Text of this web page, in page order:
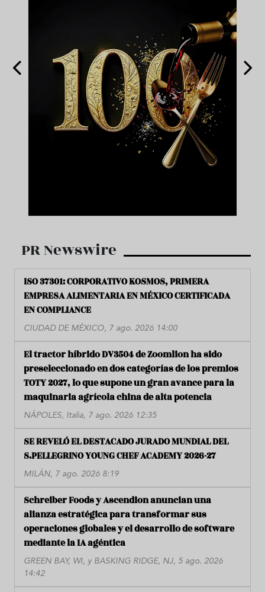
PR Newswire
ISO 37301: CORPORATIVO KOSMOS, PRIMERA
EMPRESA ALIMENTARIA EN MÉXICO CERTIFICADA
EN COMPLIANCE
CIUDAD DE MÉXICO, 7 ago. 2026 14:00
El tractor híbrido DV3504 de Zoomlion ha sido
preseleccionado en dos categorías de los premios
TOTY 2027, lo que supone un gran avance para la
maquinaria agrícola china de alta potencia
NÁPOLES, Italia, 7 ago. 2026 12:35
SE REVELÓ EL DESTACADO JURADO MUNDIAL DEL
S.PELLEGRINO YOUNG CHEF ACADEMY 2026-27
MILÁN, 7 ago. 2026 8:19
Schreiber Foods y Ascendion anuncian una
alianza estratégica para transformar sus
operaciones globales y el desarrollo de software
mediante la IA agéntica
GREEN BAY, WI, y BASKING RIDGE, NJ, 5 ago. 2026
14:42